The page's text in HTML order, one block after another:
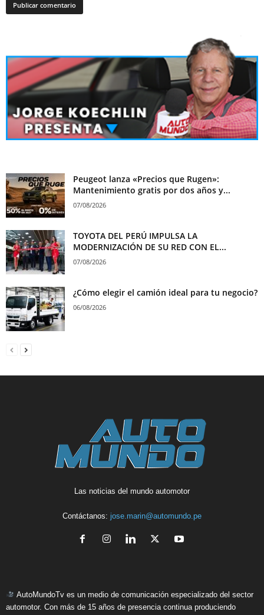
Peugeot lanza «Precios que Rugen»:
Mantenimiento gratis por dos años y...
07/08/2026
TOYOTA DEL PERÚ IMPULSA LA
MODERNIZACIÓN DE SU RED CON EL...
07/08/2026
¿Cómo elegir el camión ideal para tu negocio?
06/08/2026
Las noticias del mundo automotor
Contáctanos: jose.marin@automundo.pe
AutoMundoTv es un medio de comunicación especializado del sector
automotor. Con más de 15 años de presencia continua produciendo